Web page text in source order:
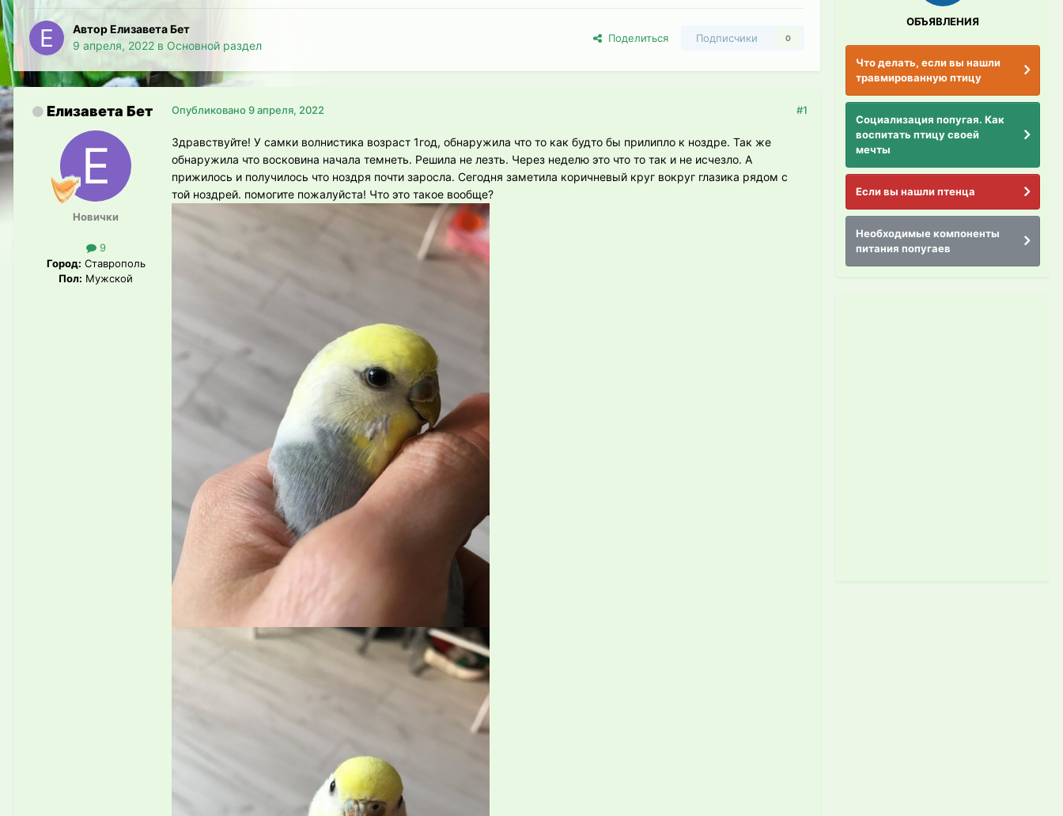
Автор Елизавета Бет
9 апреля, 2022 в Основной раздел
Поделиться Подписчики 0
Елизавета Бет
Новички
9
Город: Ставрополь
Пол: Мужской
#1
Опубликовано9 апреля, 2022
Здравствуйте! У самки волнистика возраст 1год, обнаружила что то как будто бы прилипло к ноздре. Так же
обнаружила что восковина начала темнеть. Решила не лезть. Через неделю это что то так и не исчезло. А
прижилось и получилось что ноздря почти заросла. Сегодня заметила коричневый круг вокруг глазика рядом с
той ноздрей. помогите пожалуйста! Что это такое вообще?
ОБЪЯВЛЕНИЯ
Что делать, если вы нашли
травмированную птицу
Социализация попугая. Как
воспитать птицу своей
мечты
Если вы нашли птенца
Необходимые компоненты
питания попугаев